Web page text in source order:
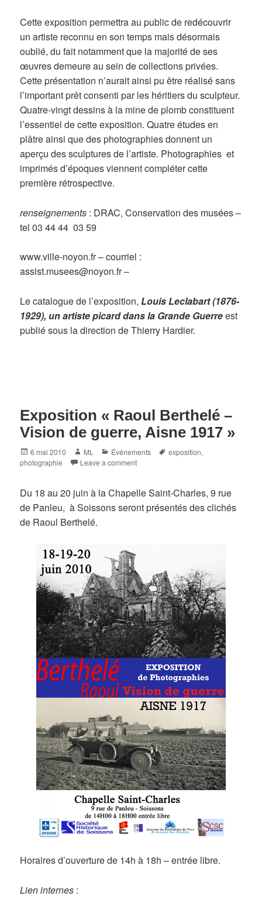
Cette exposition permettra au public de redécouvrir
un artiste reconnu en son temps mais désormais
oublié, du fait notamment que la majorité de ses
œuvres demeure au sein de collections privées.
Cette présentation n’aurait ainsi pu être réalisé sans
l’important prêt consenti par les héritiers du sculpteur.
Quatre-vingt dessins à la mine de plomb constituent
l’essentiel de cette exposition. Quatre études en
plâtre ainsi que des photographies donnent un
aperçu des sculptures de l’artiste. Photographies et
imprimés d’époques viennent compléter cette
première rétrospective.
renseignements : DRAC, Conservation des musées –
tel 03 44 44 03 59
www.ville-noyon.fr – courriel :
assist.musees@noyon.fr –
Le catalogue de l’exposition,Louis Leclabart (1876-
1929), un artiste picard dans la Grande Guerreest
publié sous la direction de Thierry Hardier.
Exposition « Raoul Berthelé –
Vision de guerre, Aisne 1917 »
Posted
on
6 mai 2010 Author
ML Categories
Événements Tags
exposition,
photographie
Leave a comment
Du 18 au 20 juin à la Chapelle Saint-Charles, 9 rue
de Panleu, à Soissons seront présentés des clichés
de Raoul Berthelé.
Horaires d’ouverture de 14h à 18h – entrée libre.
Lien internes :